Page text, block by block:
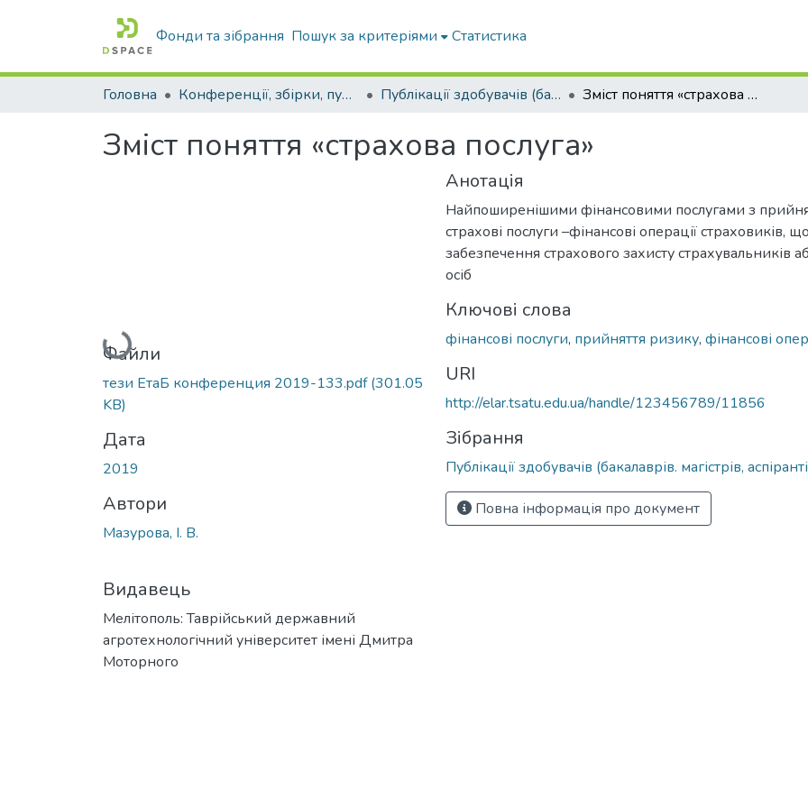
Фонди та зібрання Пошук за критеріями Статистика
Головна Конференції, збірки, публікації молодих вчених і здобувачів : магістрів, бакалаврів, аспірантів. Публікації здобувачів (бакалаврів. магістрів, аспірантів) Зміст поняття «страхова послуга»
Зміст поняття «страхова послуга»
Вантажиться...
Файли
тези ЕтаБ конференция 2019-133.pdf(301.05
KB)
Дата
2019
Автори
Мазурова, І. В.
Видавець
Мелітополь: Таврійський державний
агротехнологічний університет імені Дмитра
Моторного
Анотація
Найпоширенішими фінансовими послугами з
страхові послуги –фінансові операції страховиків,
забезпечення страхового захисту страхувальників
осіб
Ключові слова
фінансові послуги, прийняття ризику, фінансові
URI
http://elar.tsatu.edu.ua/handle/123456789/11856
Зібрання
Публікації здобувачів (бакалаврів. магістрів,
Повна інформація про документ